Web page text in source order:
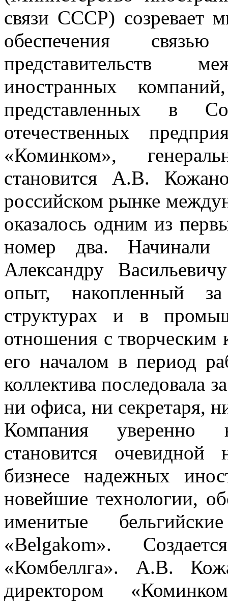
связи СССР) созревает
обеспечения
представительств
иностранных
представленных в
отечественных
«Коминком»,
становится А.В.
российском рынке
оказалось одним из
номер два. Начинали
Александру
опыт, накопленный
структурах и в
отношения с
его началом в период
коллектива последовала
ни офиса, ни секретаря,
Компания уверенно
становится
бизнесе надежных
новейшие технологии,
именитые
«Belgakom».
«Комбеллга». А.В.
директором